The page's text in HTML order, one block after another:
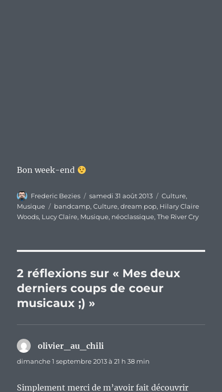
Bon week-end
Auteur
Frederic Bezies
Publié
le
samedi 31 août 2013 Catégories
Culture,
Musique
Étiquettes
bandcamp,Culture,dream pop, Hilary Claire
Woods, Lucy Claire, Musique, néoclassique,The River Cry
2 réflexions sur « Mes deux
derniers coups de coeur
musicaux ;) »
olivier_au_chili
dimanche 1 septembre 2013 à 21 h 38 min
Simplement merci de m’avoir fait découvrir